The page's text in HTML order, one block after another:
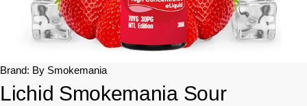
Brand: By Smokemania
Lichid Smokemania Sour